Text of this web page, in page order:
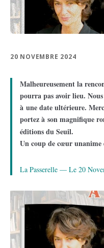
20 NOVEMBRE 2024
Malheureusement la
pourra pas avoir lieu.
à une date ultérieure.
portez à son magnifique
éditions du Seuil.
Un coup de cœur unanime
La Passerelle — Le 20